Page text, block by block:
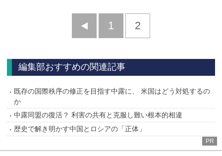
前
1 2
編集部おすすめの関連記事
既存の国際秩序の修正を目指す中露に、 米国はどう対処するの
か
中露同盟の復活？ 利害の共有と克服し難い根本的相違
歴史で解き明かす中国とロシアの「正体」
PR